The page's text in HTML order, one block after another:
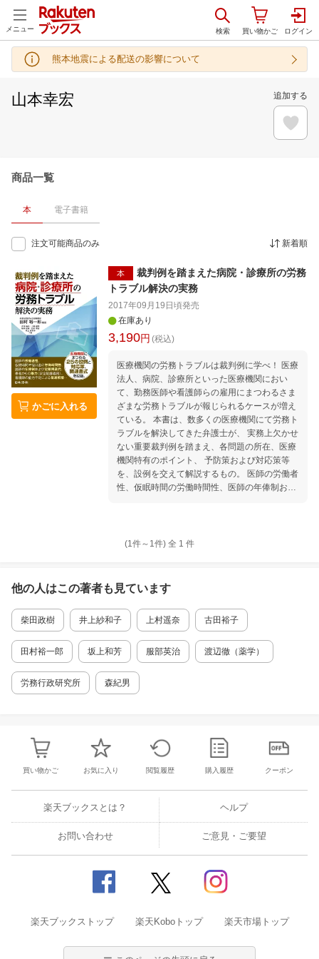
メニュー
熊本地震による配送の影響について
山本幸宏 追加する
商品一覧
本 電子書籍
注文可能商品のみ 新着順
かごに入れる
本
裁判例を踏まえた病院・診療所の労務
トラブル解決の実務
2017年09月19日頃発売
在庫あり
3,190円 (税込)
医療機関の労務トラブルは裁判例に学べ！ 医療
法人、病院、診療所といった医療機関におい
て、勤務医師や看護師らの雇用にまつわるさま
ざまな労務トラブルが報じられるケースが増え
ている。 本書は、数多くの医療機関にて労務ト
ラブルを解決してきた弁護士が、 実務上欠かせ
ない重要裁判例を踏まえ、各問題の所在、医療
機関特有のポイント、 予防策および対応策等
を、設例を交えて解説するもの。 医師の労働者
性、仮眠時間の労働時間性、医師の年俸制およ
務家やコンサルタントも必読の1冊。 第1章
第5章 労働者の健康 第6章 労働者の異動お
よび降格 第7章 懲戒処分 第8章 労働契約の
終了 第9章 労働者に対する損害賠償請求
(1件～ 1件) 全 1 件
他の人はこの著者も見ています
柴田政樹 井上紗和子 上村遥奈 古田裕子
田村裕一郎 坂上和芳 服部英治 渡辺徹（薬学）
労務行政研究所 森紀男
買い物かご お気に入り 閲覧履歴 購入履歴 クーポン
楽天ブックスとは？ ヘルプ
お問い合わせ ご意見・ご要望
楽天ブックストップ 楽天Koboトップ 楽天市場トップ